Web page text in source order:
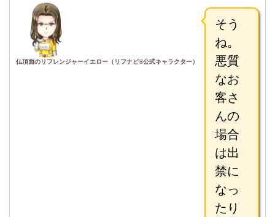
仏頂面のリフレンジャーイエロー（リフナビ®公式キャラクター）
そう
ね。
悪質
なお
客さ
んの
場合
は出
禁に
なっ
たり